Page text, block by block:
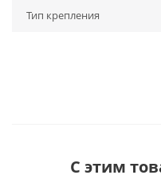
Тип крепления
С этим